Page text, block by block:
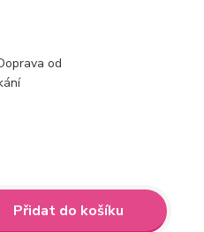
od
Přidat do košíku